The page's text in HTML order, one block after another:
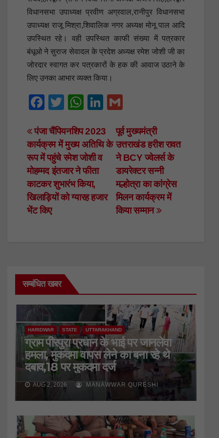
विधानसभा उपाध्यक्ष प्रवीण अग्रवाल,रानीपुर विधानसभा
उपाध्यक्ष राजू मिश्रा,शिवालिक नगर अध्यक्ष मोनू पाल आदि
उपस्थित रहे। वही उपस्थित काफी संख्या में पत्रकार
बंधूओ ने सुराज सेवादल के प्रदेश अध्यक्ष रमेश जोशी जी का
जोरदार स्वागत कर पत्रकारों के हक की आवाज उठाने के
लिए उनका आभार व्यक्त किया।
F
c
e
b
o
o
k
T
tt
er
W
at
s
A
p
p
Li
k
e
dI
ail
Post
navigation
पूर्व मुख्यमंत्री
उत्तराखंड हरीश रावत
ने BCY ज्वेलर्स के
डायरेक्टर सन्नी
मल्होत्रा का कांग्रेस
मिलन कार्यक्रम में
किया सम्मान
पंजा चैंपियनशिप 2023
कार्यक्रम में मुख्य अतिथि के
रूप में पहुंचे रमेश जोशी व
मोहम्मद इंतजार ने फीता
काटकर शुभारंभ किया,
खिलाड़ियों को ग्यारह हजार
भेंट किए
सम्बंधित खबर
HARIDWAR STATE UTTARAKHAND
ग्राम पीरपुरा प्रधान के भाई पर जानलेवा
हमला, मुकदमा वापस लेने का बना रहे थे
दबाव,18 पर मुकदमा दर्ज
AUG 2, 2026 MANAWWAR QURESHI